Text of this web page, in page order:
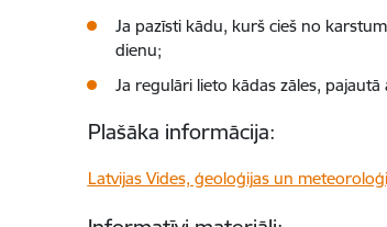
Ja pazīsti kādu, kurš cieš no
dienu;
Ja regulāri lieto kādas zāles,
Plašāka informācija:
Latvijas Vides, ģeoloģijas un